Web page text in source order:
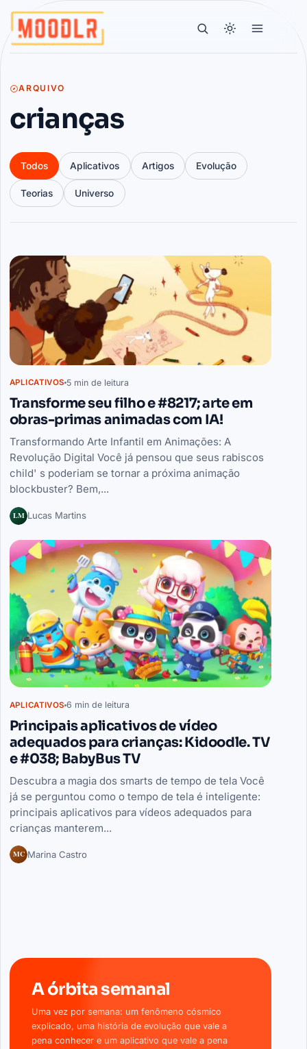
ARQUIVO
crianças
Todos Aplicativos Artigos Evolução
Teorias Universo
Artigos
APLICATIVOS 5 min de leitura
Transforme seu filho e #8217; arte em
obras-primas animadas com IA!
Transformando Arte Infantil em Animações: A
Revolução Digital Você já pensou que seus rabiscos
child' s poderiam se tornar a próxima animação
blockbuster? Bem,...
LM Lucas Martins
APLICATIVOS 6 min de leitura
Principais aplicativos de vídeo
adequados para crianças: Kidoodle. TV
e #038; BabyBus TV
Descubra a magia dos smarts de tempo de tela Você
já se perguntou como o tempo de tela é inteligente:
principais aplicativos para vídeos adequados para
crianças manterem...
MC Marina Castro
A órbita semanal
Uma vez por semana: um fenômeno cósmico
explicado, uma história de evolução que vale a
pena conhecer e um aplicativo que vale a pena